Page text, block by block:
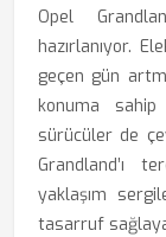
Opel
hazırlanıyor.
geçen gün
konuma
sürücüler de
Grandland’ı
yaklaşım
tasarruf